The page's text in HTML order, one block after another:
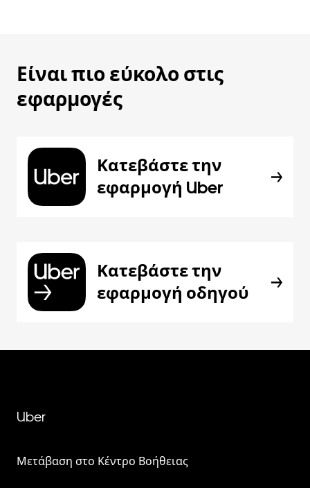
Είναι πιο εύκολο στις
εφαρμογές
Κατεβάστε την
εφαρμογή Uber
Κατεβάστε την
εφαρμογή οδηγού
Uber
Μετάβαση στο Κέντρο Βοήθειας